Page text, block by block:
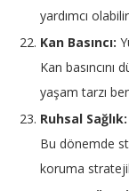
yardımcı
Kan Basıncı:
Kan basıncını
yaşam tarzı
Ruhsal Sağlık:
Bu dönemde
koruma